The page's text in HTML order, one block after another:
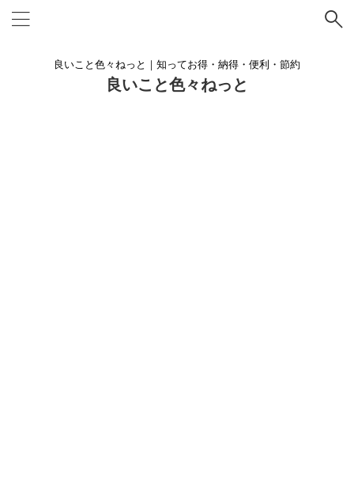
良いこと色々ねっと｜知ってお得・納得・便利・節約
良いこと色々ねっと